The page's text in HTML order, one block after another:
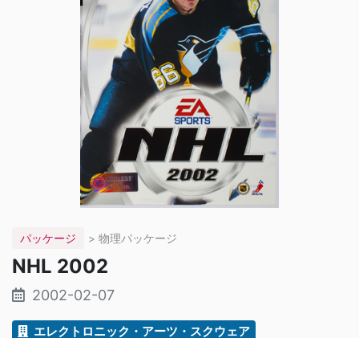
パッケージ > 物理パッケージ
NHL 2002
2002-02-07
エレクトロニック・アーツ・スクウェア